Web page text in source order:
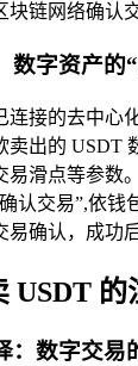
块链网络确认
数字资产的
连接的去中心
出的 USDT
滑点等参数。
认交易”,依钱
易确认，成功
USDT 的
：数字交易